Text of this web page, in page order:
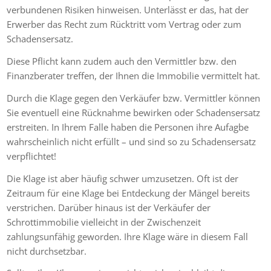
verbundenen Risiken hinweisen. Unterlässt er das, hat der
Erwerber das Recht zum Rücktritt vom Vertrag oder zum
Schadensersatz.
Diese Pflicht kann zudem auch den Vermittler bzw. den
Finanzberater treffen, der Ihnen die Immobilie vermittelt hat.
Durch die Klage gegen den Verkäufer bzw. Vermittler können
Sie eventuell eine Rücknahme bewirken oder Schadensersatz
erstreiten. In Ihrem Falle haben die Personen ihre Aufagbe
wahrscheinlich nicht erfüllt – und sind so zu Schadensersatz
verpflichtet!
Die Klage ist aber häufig schwer umzusetzen. Oft ist der
Zeitraum für eine Klage bei Entdeckung der Mängel bereits
verstrichen. Darüber hinaus ist der Verkäufer der
Schrottimmobilie vielleicht in der Zwischenzeit
zahlungsunfähig geworden. Ihre Klage wäre in diesem Fall
nicht durchsetzbar.